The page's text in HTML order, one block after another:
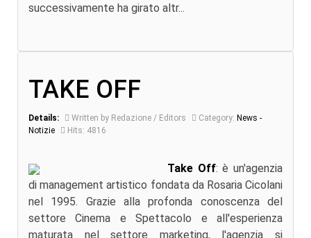
successivamente ha girato altr...
TAKE OFF
Details: Written by Redazione / Editors Category: News -
Notizie
Hits: 4816
Take Off: è un'agenzia
di management artistico fondata da Rosaria Cicolani
nel 1995. Grazie alla profonda conoscenza del
settore Cinema e Spettacolo e all'esperienza
maturata nel settore marketing, l'agenzia si